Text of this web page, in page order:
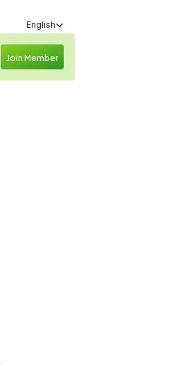
Select Language
English
Join Member